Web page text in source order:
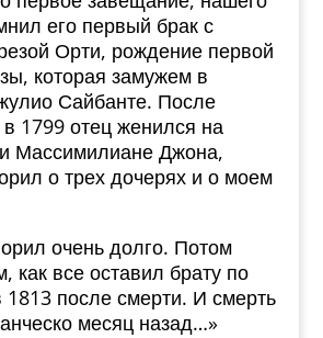
его первый брак с
Орти, рождение первой
которая замужем в
Сайбанте. После
1799 отец женился на
Массимилиане Джона,
о трех дочерях и о моем
очень долго. Потом
как все оставил брату по
после смерти. И смерть
месяц назад…»